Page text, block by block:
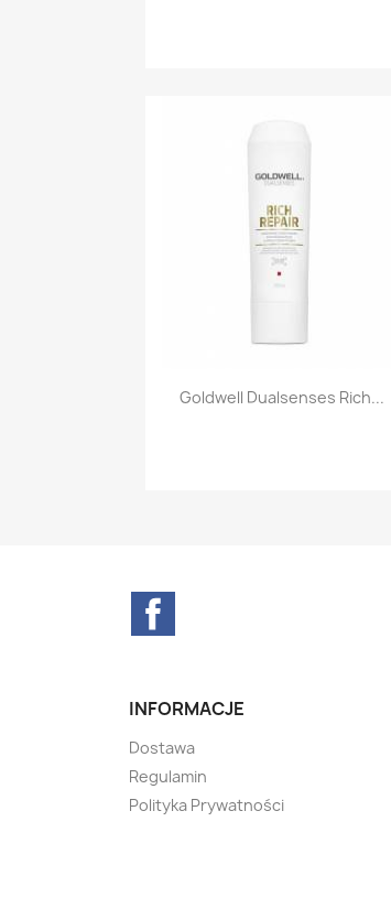
Szybki podgląd
Goldwell Dualsenses Rich...
INFORMACJE
Dostawa
Regulamin
Polityka Prywatności